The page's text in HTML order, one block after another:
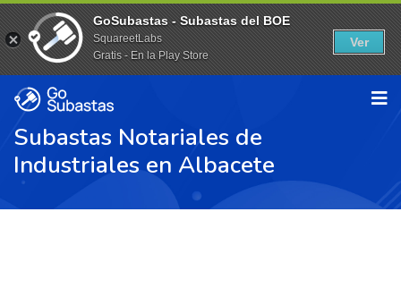
Subastas Notariales de
Industriales en Albacete
GoSubastas - Subastas del BOE
SquareetLabs
Gratis - En la Play Store
Ver